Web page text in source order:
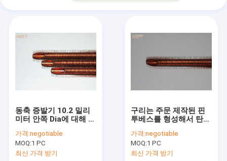
동축 증발기 10.2 밀리
미터 안쪽 Dia에 대해 탄
구리 핀형 관
가격:negotiable
MOQ:1 PC
최신 가격 받기
구리는 주문 제작된 핀
투베스를 형성해서 탄력
습니다
가격:negotiable
MOQ:1 PC
최신 가격 받기